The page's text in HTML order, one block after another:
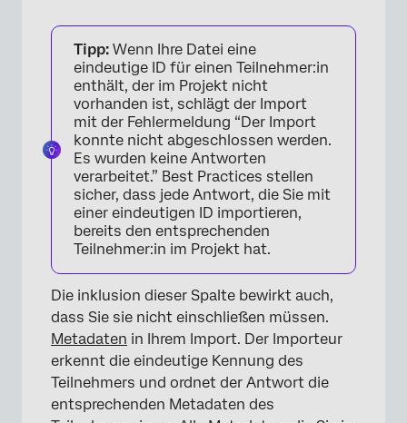
×
Tipp: Wenn Ihre Datei eine
eindeutige ID für einen Teilnehmer:in
enthält, der im Projekt nicht
vorhanden ist, schlägt der Import
mit der Fehlermeldung “Der Import
konnte nicht abgeschlossen werden.
Es wurden keine Antworten
verarbeitet.” Best Practices stellen
sicher, dass jede Antwort, die Sie mit
einer eindeutigen ID importieren,
bereits den entsprechenden
Teilnehmer:in im Projekt hat.
Die inklusion dieser Spalte bewirkt auch,
dass Sie sie nicht einschließen müssen.
Metadaten in Ihrem Import. Der Importeur
erkennt die eindeutige Kennung des
Teilnehmers und ordnet der Antwort die
entsprechenden Metadaten des